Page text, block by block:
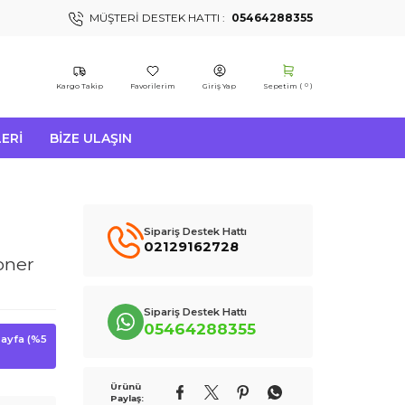
MÜŞTERI DESTEK HATTI : 05464288355
Kargo Takip Favorilerim Giriş Yap Sepetim ( 0 )
BIZE ULAŞIN
(%5
Sipariş Destek Hattı
02129162728
Sipariş Destek Hattı
05464288355
Ürünü
Paylaş: